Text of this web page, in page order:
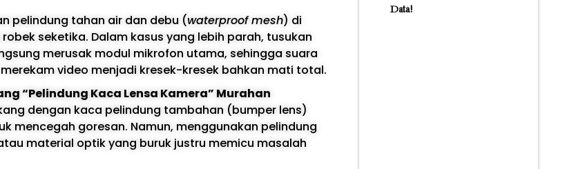
pelindung tahan air dan debu (waterproof mesh) di
seketika. Dalam kasus yang lebih parah, tusukan
merusak modul mikrofon utama, sehingga suara
video menjadi kresek-kresek bahkan mati total.
“Pelindung Kaca Lensa Kamera” Murahan
dengan kaca pelindung tambahan (bumper lens)
mencegah goresan. Namun, menggunakan pelindung
material optik yang buruk justru memicu masalah
Data!